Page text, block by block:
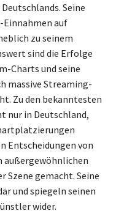
Seine
Einnahmen auf
zu seinem
sind die Erfolge
Charts und seine
massive Streaming-
Zu den bekanntesten
nur in Deutschland,
Entscheidungen von
Szene gemacht. Seine
und spiegeln seinen
wider.